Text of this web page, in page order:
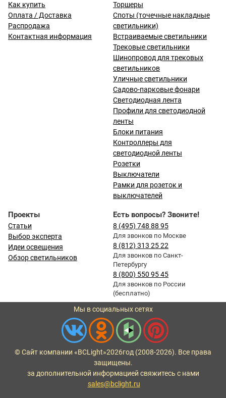
Как купить
Оплата / Доставка
Распродажа
Контактная информация
Торшеры
Споты (точечные накладные
светильники)
Встраиваемые светильники
Трековые светильники
Шинопровод для трековых
светильников
Уличные светильники
Садово-парковые фонари
Светодиодная лента
Профили для светодиодной
ленты
Блоки питания
Контроллеры для
светодиодной ленты
Розетки
Выключатели
Рамки для розеток и
выключателей
Проекты
Статьи
Выбор эксперта
Идеи освещения
Обзор светильников
Есть вопросы? Звоните!
8 (495) 748 88 95
Для звонков по Москве
8 (812) 313 25 22
Для звонков по Санкт-
Петербургу
8 (800) 550 95 45
Для звонков по России
(бесплатно)
Мы в социальных сетях
© Сайт компании «BCLight»2026год (2008-2026). Все права
защищены.
за дополнительной информацией свяжитесь с нами
sales@bclight.ru